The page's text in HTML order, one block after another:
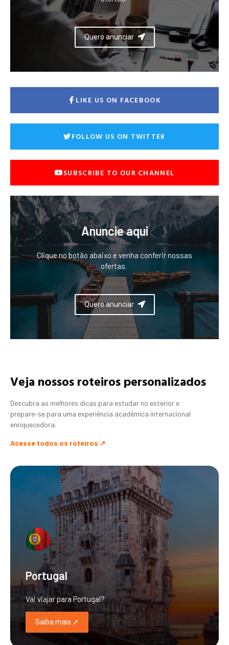
Quero anunciar
LIKE US ON FACEBOOK
FOLLOW US ON TWITTER
SUBSCRIBE TO OUR CHANNEL
Anuncie aqui
Clique no botão abaixo e venha conferir nossas
ofertas.
Quero anunciar
Veja nossos roteiros personalizados
Descubra as melhores dicas para estudar no exterior e
prepare-se para uma experiência acadêmica internacional
enriquecedora.
Acesse todos os roteiros ➚
Portugal
Vai viajar para Portugal?
Saiba mais ➚